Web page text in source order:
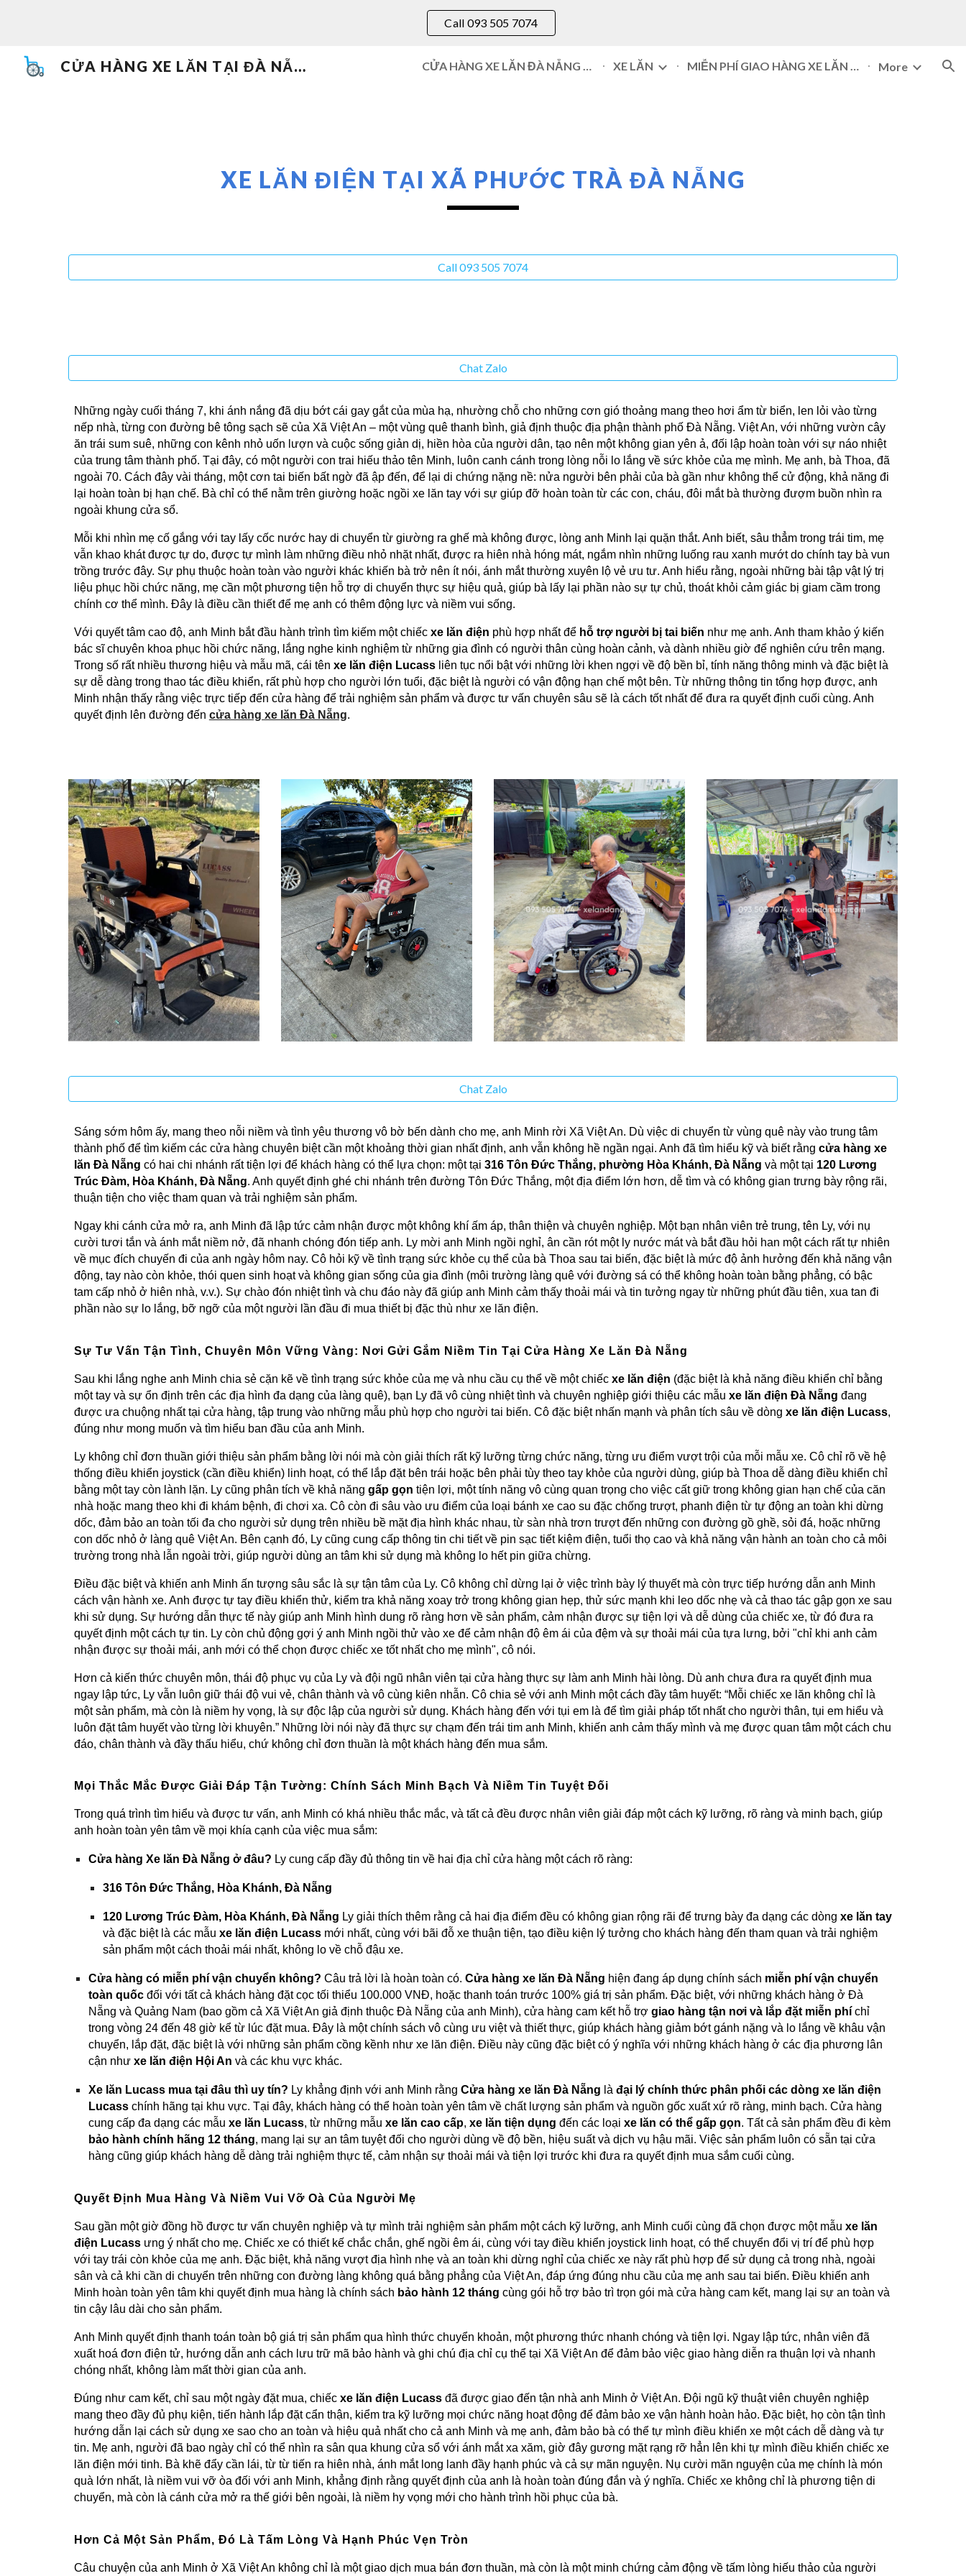
Call 093 505 7074
CỬA HÀNG XE LĂN TẠI ĐÀ NẴNG 093 505 7074 CỬA HÀNG XE LĂN ĐÀ NẴNG 093 505 7074 XE LĂN MIỄN PHÍ GIAO HÀNG XE LĂN ĐÀ NẴNG 093 505 7074 More
XE LĂN ĐIỆN TẠI XÃ PHƯỚC TRÀ ĐÀ NẴNG
Call 093 505 7074
Chat Zalo
Những ngày cuối tháng 7, khi ánh nắng đã dịu bớt cái gay gắt của mùa hạ, nhường chỗ cho những cơn gió thoảng mang theo hơi ẩm từ biển, len lỏi vào từng
nếp nhà, từng con đường bê tông sạch sẽ của Xã Việt An – một vùng quê thanh bình, giả định thuộc địa phận thành phố Đà Nẵng. Việt An, với những vườn cây
ăn trái sum suê, những con kênh nhỏ uốn lượn và cuộc sống giản dị, hiền hòa của người dân, tạo nên một không gian yên ả, đối lập hoàn toàn với sự náo nhiệt
của trung tâm thành phố. Tại đây, có một người con trai hiếu thảo tên Minh, luôn canh cánh trong lòng nỗi lo lắng về sức khỏe của mẹ mình. Mẹ anh, bà Thoa, đã
ngoài 70. Cách đây vài tháng, một cơn tai biến bất ngờ đã ập đến, để lại di chứng nặng nề: nửa người bên phải của bà gần như không thể cử động, khả năng đi
lại hoàn toàn bị hạn chế. Bà chỉ có thể nằm trên giường hoặc ngồi xe lăn tay với sự giúp đỡ hoàn toàn từ các con, cháu, đôi mắt bà thường đượm buồn nhìn ra
ngoài khung cửa sổ.
Mỗi khi nhìn mẹ cố gắng với tay lấy cốc nước hay di chuyển từ giường ra ghế mà không được, lòng anh Minh lại quặn thắt. Anh biết, sâu thẳm trong trái tim, mẹ
vẫn khao khát được tự do, được tự mình làm những điều nhỏ nhặt nhất, được ra hiên nhà hóng mát, ngắm nhìn những luống rau xanh mướt do chính tay bà vun
trồng trước đây. Sự phụ thuộc hoàn toàn vào người khác khiến bà trở nên ít nói, ánh mắt thường xuyên lộ vẻ ưu tư. Anh hiểu rằng, ngoài những bài tập vật lý trị
liệu phục hồi chức năng, mẹ cần một phương tiện hỗ trợ di chuyển thực sự hiệu quả, giúp bà lấy lại phần nào sự tự chủ, thoát khỏi cảm giác bị giam cầm trong
chính cơ thể mình. Đây là điều cần thiết để mẹ anh có thêm động lực và niềm vui sống.
Với quyết tâm cao độ, anh Minh bắt đầu hành trình tìm kiếm một chiếc xe lăn điện phù hợp nhất để hỗ trợ người bị tai biến như mẹ anh. Anh tham khảo ý kiến
bác sĩ chuyên khoa phục hồi chức năng, lắng nghe kinh nghiệm từ những gia đình có người thân cùng hoàn cảnh, và dành nhiều giờ để nghiên cứu trên mạng.
Trong số rất nhiều thương hiệu và mẫu mã, cái tên xe lăn điện Lucassliên tục nổi bật với những lời khen ngợi về độ bền bỉ, tính năng thông minh và đặc biệt là
sự dễ dàng trong thao tác điều khiển, rất phù hợp cho người lớn tuổi, đặc biệt là người có vận động hạn chế một bên. Từ những thông tin tổng hợp được, anh
Minh nhận thấy rằng việc trực tiếp đến cửa hàng để trải nghiệm sản phẩm và được tư vấn chuyên sâu sẽ là cách tốt nhất để đưa ra quyết định cuối cùng. Anh
quyết định lên đường đến cửa hàng xe lăn Đà Nẵng.
Chat Zalo
Sáng sớm hôm ấy, mang theo nỗi niềm và tình yêu thương vô bờ bến dành cho mẹ, anh Minh rời Xã Việt An. Dù việc di chuyển từ vùng quê này vào trung tâm
thành phố để tìm kiếm các cửa hàng chuyên biệt cần một khoảng thời gian nhất định, anh vẫn không hề ngần ngại. Anh đã tìm hiểu kỹ và biết rằng cửa hàng xe
lăn Đà Nẵng có hai chi nhánh rất tiện lợi để khách hàng có thể lựa chọn: một tại 316 Tôn Đức Thắng, phường Hòa Khánh, Đà Nẵng và một tại 120 Lương
Trúc Đàm, Hòa Khánh, Đà Nẵng. Anh quyết định ghé chi nhánh trên đường Tôn Đức Thắng, một địa điểm lớn hơn, dễ tìm và có không gian trưng bày rộng rãi,
thuận tiện cho việc tham quan và trải nghiệm sản phẩm.
Ngay khi cánh cửa mở ra, anh Minh đã lập tức cảm nhận được một không khí ấm áp, thân thiện và chuyên nghiệp. Một bạn nhân viên trẻ trung, tên Ly, với nụ
cười tươi tắn và ánh mắt niềm nở, đã nhanh chóng đón tiếp anh. Ly mời anh Minh ngồi nghỉ, ân cần rót một ly nước mát và bắt đầu hỏi han một cách rất tự nhiên
về mục đích chuyến đi của anh ngày hôm nay. Cô hỏi kỹ về tình trạng sức khỏe cụ thể của bà Thoa sau tai biến, đặc biệt là mức độ ảnh hưởng đến khả năng vận
động, tay nào còn khỏe, thói quen sinh hoạt và không gian sống của gia đình (môi trường làng quê với đường sá có thể không hoàn toàn bằng phẳng, có bậc
tam cấp nhỏ ở hiên nhà, v.v.). Sự chào đón nhiệt tình và chu đáo này đã giúp anh Minh cảm thấy thoải mái và tin tưởng ngay từ những phút đầu tiên, xua tan đi
phần nào sự lo lắng, bỡ ngỡ của một người lần đầu đi mua thiết bị đặc thù như xe lăn điện.
Sự Tư Vấn Tận Tình, Chuyên Môn Vững Vàng: Nơi Gửi Gắm Niềm Tin Tại Cửa Hàng Xe Lăn Đà Nẵng
Sau khi lắng nghe anh Minh chia sẻ cặn kẽ về tình trạng sức khỏe của mẹ và nhu cầu cụ thể về một chiếc xe lăn điện (đặc biệt là khả năng điều khiển chỉ bằng
một tay và sự ổn định trên các địa hình đa dạng của làng quê), bạn Ly đã vô cùng nhiệt tình và chuyên nghiệp giới thiệu các mẫu xe lăn điện Đà Nẵng đang
được ưa chuộng nhất tại cửa hàng, tập trung vào những mẫu phù hợp cho người tai biến. Cô đặc biệt nhấn mạnh và phân tích sâu về dòng xe lăn điện Lucass,
đúng như mong muốn và tìm hiểu ban đầu của anh Minh.
Ly không chỉ đơn thuần giới thiệu sản phẩm bằng lời nói mà còn giải thích rất kỹ lưỡng từng chức năng, từng ưu điểm vượt trội của mỗi mẫu xe. Cô chỉ rõ về hệ
thống điều khiển joystick (cần điều khiển) linh hoạt, có thể lắp đặt bên trái hoặc bên phải tùy theo tay khỏe của người dùng, giúp bà Thoa dễ dàng điều khiển chỉ
bằng một tay còn lành lặn. Ly cũng phân tích về khả năng gấp gọn tiện lợi, một tính năng vô cùng quan trọng cho việc cất giữ trong không gian hạn chế của căn
nhà hoặc mang theo khi đi khám bệnh, đi chơi xa. Cô còn đi sâu vào ưu điểm của loại bánh xe cao su đặc chống trượt, phanh điện từ tự động an toàn khi dừng
dốc, đảm bảo an toàn tối đa cho người sử dụng trên nhiều bề mặt địa hình khác nhau, từ sàn nhà trơn trượt đến những con đường gồ ghề, sỏi đá, hoặc những
con dốc nhỏ ở làng quê Việt An. Bên cạnh đó, Ly cũng cung cấp thông tin chi tiết về pin sạc tiết kiệm điện, tuổi thọ cao và khả năng vận hành an toàn cho cả môi
trường trong nhà lẫn ngoài trời, giúp người dùng an tâm khi sử dụng mà không lo hết pin giữa chừng.
Điều đặc biệt và khiến anh Minh ấn tượng sâu sắc là sự tận tâm của Ly. Cô không chỉ dừng lại ở việc trình bày lý thuyết mà còn trực tiếp hướng dẫn anh Minh
cách vận hành xe. Anh được tự tay điều khiển thử, kiểm tra khả năng xoay trở trong không gian hẹp, thử sức mạnh khi leo dốc nhẹ và cả thao tác gập gọn xe sau
khi sử dụng. Sự hướng dẫn thực tế này giúp anh Minh hình dung rõ ràng hơn về sản phẩm, cảm nhận được sự tiện lợi và dễ dùng của chiếc xe, từ đó đưa ra
quyết định một cách tự tin. Ly còn chủ động gợi ý anh Minh ngồi thử vào xe để cảm nhận độ êm ái của đệm và sự thoải mái của tựa lưng, bởi "chỉ khi anh cảm
nhận được sự thoải mái, anh mới có thể chọn được chiếc xe tốt nhất cho mẹ mình", cô nói.
Hơn cả kiến thức chuyên môn, thái độ phục vụ của Ly và đội ngũ nhân viên tại cửa hàng thực sự làm anh Minh hài lòng. Dù anh chưa đưa ra quyết định mua
ngay lập tức, Ly vẫn luôn giữ thái độ vui vẻ, chân thành và vô cùng kiên nhẫn. Cô chia sẻ với anh Minh một cách đầy tâm huyết: “Mỗi chiếc xe lăn không chỉ là
một sản phẩm, mà còn là niềm hy vọng, là sự độc lập của người sử dụng. Khách hàng đến với tụi em là để tìm giải pháp tốt nhất cho người thân, tụi em hiểu và
luôn đặt tâm huyết vào từng lời khuyên.” Những lời nói này đã thực sự chạm đến trái tim anh Minh, khiến anh cảm thấy mình và mẹ được quan tâm một cách chu
đáo, chân thành và đầy thấu hiểu, chứ không chỉ đơn thuần là một khách hàng đến mua sắm.
Mọi Thắc Mắc Được Giải Đáp Tận Tường: Chính Sách Minh Bạch Và Niềm Tin Tuyệt Đối
Trong quá trình tìm hiểu và được tư vấn, anh Minh có khá nhiều thắc mắc, và tất cả đều được nhân viên giải đáp một cách kỹ lưỡng, rõ ràng và minh bạch, giúp
anh hoàn toàn yên tâm về mọi khía cạnh của việc mua sắm:
Cửa hàng Xe lăn Đà Nẵng ở đâu? Ly cung cấp đầy đủ thông tin về hai địa chỉ cửa hàng một cách rõ ràng:
316 Tôn Đức Thắng, Hòa Khánh, Đà Nẵng
120 Lương Trúc Đàm, Hòa Khánh, Đà Nẵng Ly giải thích thêm rằng cả hai địa điểm đều có không gian rộng rãi để trưng bày đa dạng các dòng xe lăn tay
và đặc biệt là các mẫu xe lăn điện Lucassmới nhất, cùng với bãi đỗ xe thuận tiện, tạo điều kiện lý tưởng cho khách hàng đến tham quan và trải nghiệm
sản phẩm một cách thoải mái nhất, không lo về chỗ đậu xe.
Cửa hàng có miễn phí vận chuyển không? Câu trả lời là hoàn toàn có. Cửa hàng xe lăn Đà Nẵng hiện đang áp dụng chính sách miễn phí vận chuyển
toàn quốcđối với tất cả khách hàng đặt cọc tối thiểu 100.000 VNĐ, hoặc thanh toán trước 100% giá trị sản phẩm. Đặc biệt, với những khách hàng ở Đà
Nẵng và Quảng Nam (bao gồm cả Xã Việt An giả định thuộc Đà Nẵng của anh Minh), cửa hàng cam kết hỗ trợ giao hàng tận nơi và lắp đặt miễn phíchỉ
trong vòng 24 đến 48 giờ kể từ lúc đặt mua. Đây là một chính sách vô cùng ưu việt và thiết thực, giúp khách hàng giảm bớt gánh nặng và lo lắng về khâu vận
chuyển, lắp đặt, đặc biệt là với những sản phẩm cồng kềnh như xe lăn điện. Điều này cũng đặc biệt có ý nghĩa với những khách hàng ở các địa phương lân
cận như xe lăn điện Hội An và các khu vực khác.
Xe lăn Lucass mua tại đâu thì uy tín? Ly khẳng định với anh Minh rằng Cửa hàng xe lăn Đà Nẵng là đại lý chính thức phân phối các dòng xe lăn điện
Lucasschính hãng tại khu vực. Tại đây, khách hàng có thể hoàn toàn yên tâm về chất lượng sản phẩm và nguồn gốc xuất xứ rõ ràng, minh bạch. Cửa hàng
cung cấp đa dạng các mẫu xe lăn Lucass, từ những mẫu xe lăn cao cấp, xe lăn tiện dụng đến các loại xe lăn có thể gấp gọn. Tất cả sản phẩm đều đi kèm
bảo hành chính hãng 12 tháng, mang lại sự an tâm tuyệt đối cho người dùng về độ bền, hiệu suất và dịch vụ hậu mãi. Việc sản phẩm luôn có sẵn tại cửa
hàng cũng giúp khách hàng dễ dàng trải nghiệm thực tế, cảm nhận sự thoải mái và tiện lợi trước khi đưa ra quyết định mua sắm cuối cùng.
Quyết Định Mua Hàng Và Niềm Vui Vỡ Oà Của Người Mẹ
Sau gần một giờ đồng hồ được tư vấn chuyên nghiệp và tự mình trải nghiệm sản phẩm một cách kỹ lưỡng, anh Minh cuối cùng đã chọn được một mẫu xe lăn
điện Lucassưng ý nhất cho mẹ. Chiếc xe có thiết kế chắc chắn, ghế ngồi êm ái, cùng với tay điều khiển joystick linh hoạt, có thể chuyển đổi vị trí để phù hợp
với tay trái còn khỏe của mẹ anh. Đặc biệt, khả năng vượt địa hình nhẹ và an toàn khi dừng nghỉ của chiếc xe này rất phù hợp để sử dụng cả trong nhà, ngoài
sân và cả khi cần di chuyển trên những con đường làng không quá bằng phẳng của Việt An, đáp ứng đúng nhu cầu của mẹ anh sau tai biến. Điều khiến anh
Minh hoàn toàn yên tâm khi quyết định mua hàng là chính sách bảo hành 12 tháng cùng gói hỗ trợ bảo trì trọn gói mà cửa hàng cam kết, mang lại sự an toàn và
tin cậy lâu dài cho sản phẩm.
Anh Minh quyết định thanh toán toàn bộ giá trị sản phẩm qua hình thức chuyển khoản, một phương thức nhanh chóng và tiện lợi. Ngay lập tức, nhân viên đã
xuất hoá đơn điện tử, hướng dẫn anh cách lưu trữ mã bảo hành và ghi chú địa chỉ cụ thể tại Xã Việt An để đảm bảo việc giao hàng diễn ra thuận lợi và nhanh
chóng nhất, không làm mất thời gian của anh.
Đúng như cam kết, chỉ sau một ngày đặt mua, chiếc xe lăn điện Lucassđã được giao đến tận nhà anh Minh ở Việt An. Đội ngũ kỹ thuật viên chuyên nghiệp
mang theo đầy đủ phụ kiện, tiến hành lắp đặt cẩn thận, kiểm tra kỹ lưỡng mọi chức năng hoạt động để đảm bảo xe vận hành hoàn hảo. Đặc biệt, họ còn tận tình
hướng dẫn lại cách sử dụng xe sao cho an toàn và hiệu quả nhất cho cả anh Minh và mẹ anh, đảm bảo bà có thể tự mình điều khiển xe một cách dễ dàng và tự
tin. Mẹ anh, người đã bao ngày chỉ có thể nhìn ra sân qua khung cửa sổ với ánh mắt xa xăm, giờ đây gương mặt rạng rỡ hẳn lên khi tự mình điều khiển chiếc xe
lăn điện mới tinh. Bà khẽ đẩy cần lái, từ từ tiến ra hiên nhà, ánh mắt long lanh đầy hạnh phúc và cả sự mãn nguyện. Nụ cười mãn nguyện của mẹ chính là món
quà lớn nhất, là niềm vui vỡ òa đối với anh Minh, khẳng định rằng quyết định của anh là hoàn toàn đúng đắn và ý nghĩa. Chiếc xe không chỉ là phương tiện di
chuyển, mà còn là cánh cửa mở ra thế giới bên ngoài, là niềm hy vọng mới cho hành trình hồi phục của bà.
Hơn Cả Một Sản Phẩm, Đó Là Tấm Lòng Và Hạnh Phúc Vẹn Tròn
Câu chuyện của anh Minh ở Xã Việt An không chỉ là một giao dịch mua bán đơn thuần, mà còn là một minh chứng cảm động về tấm lòng hiếu thảo của người